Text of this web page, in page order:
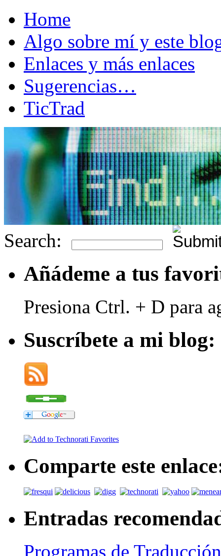
Home
Algo sobre mí y este
Enlaces y más enlaces
Sugerencias…
TicTrad
Search:
Añádeme a tus
Presiona Ctrl. + D para
Suscríbete a mi blog:
Comparte este
Entradas
Programas de